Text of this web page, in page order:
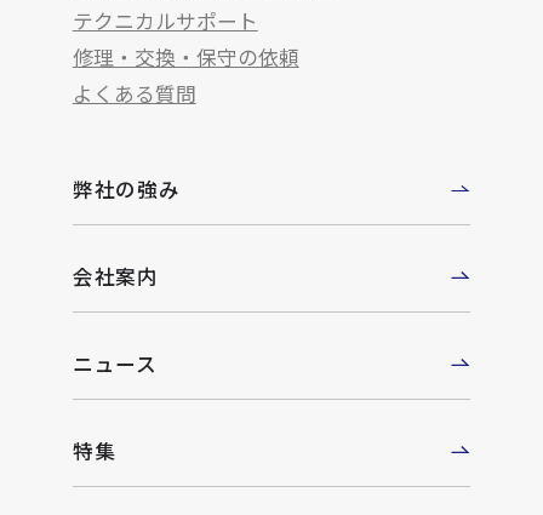
テクニカルサポート
修理・交換・保守の依頼
よくある質問
弊社の強み
会社案内
ニュース
特集